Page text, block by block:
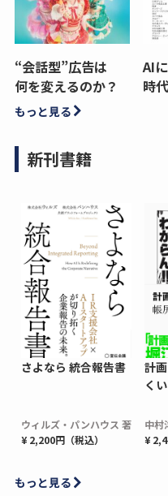
“会話型”広告は
何を変えるのか？
AI
時
もっと見る
新刊書籍
さよなら 統合報告書
ウィルズ・パンハウス 著
¥ 2,200円（税込）
計
く
中村
¥
もっと見る